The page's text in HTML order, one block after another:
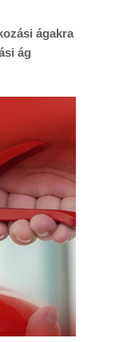
ágakra
ág